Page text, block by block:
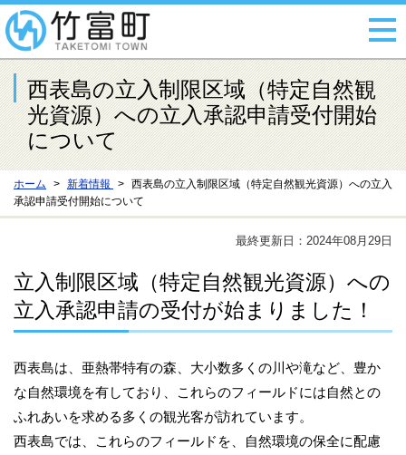
西表島の立入制限区域（特定自然観
光資源）への立入承認申請受付開始
について
ホーム 新着情報
西表島の立入制限区域（特定自然観光資源）への立入
承認申請受付開始について
最終更新日：2024年08月29日
立入制限区域（特定自然観光資源）への
立入承認申請の受付が始まりました！
西表島は、亜熱帯特有の森、大小数多くの川や滝など、豊か
な自然環境を有しており、これらのフィールドには自然との
ふれあいを求める多くの観光客が訪れています。
西表島では、これらのフィールドを、自然環境の保全に配慮